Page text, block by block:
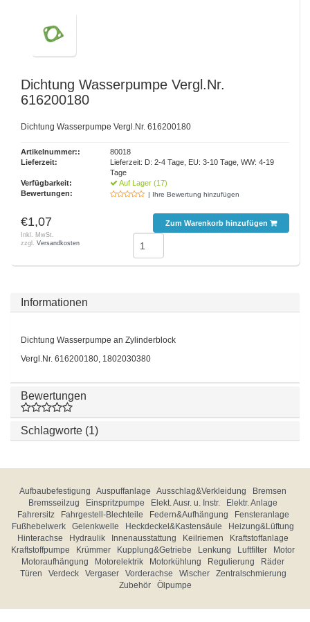
Dichtung Wasserpumpe Vergl.Nr.
616200180
Dichtung Wasserpumpe Vergl.Nr. 616200180
Artikelnummer::
80018
Lieferzeit:
Lieferzeit: D: 2-4 Tage, EU: 3-10 Tage, WW: 4-19
Tage
Verfügbarkeit:
Auf Lager (17)
Bewertungen:
| Ihre Bewertung hinzufügen
€1,07
Inkl. MwSt.
zzgl. Versandkosten
Zum Warenkorb hinzufügen
Informationen
Dichtung Wasserpumpe an Zylinderblock
Vergl.Nr. 616200180, 1802030380
Bewertungen
Schlagworte (1)
Aufbaubefestigung Auspuffanlage Ausschlag&Verkleidung
Bremsen
Bremsseilzug
Einspritzpumpe Elekt. Ausr. u. Instr.
Elektr. Anlage
Fahrersitz
Fahrgestell-Blechteile Federn&Aufhängung
Fensteranlage
Fußhebelwerk
Gelenkwelle Heckdeckel&Kastensäule
Heizung&Lüftung
Hinterachse
Hydraulik Innenausstattung Keilriemen
Kraftstoffanlage
Kraftstoffpumpe
Krümmer Kupplung&Getriebe Lenkung Luftfilter
Motor
Motoraufhängung
Motorelektrik Motorkühlung Regulierung
Räder
Türen
Verdeck Vergaser Vorderachse Wischer
Zentralschmierung
Zubehör
Ölpumpe